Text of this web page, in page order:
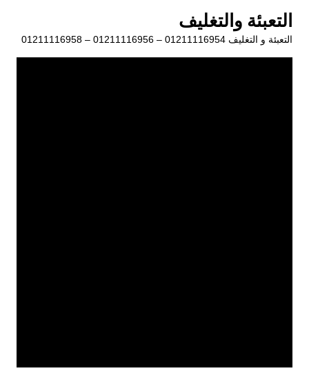
المحتوى
التعبئة والتغليف
التعبئة و التغليف 01211116954 – 01211116956 – 01211116958